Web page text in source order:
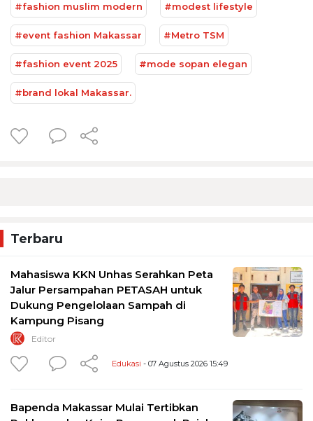
#fashion muslim modern #modest lifestyle
#event fashion Makassar #Metro TSM
#fashion event 2025 #mode sopan elegan
#brand lokal Makassar.
Terbaru
Mahasiswa KKN Unhas Serahkan Peta
Jalur Persampahan PETASAH untuk
Dukung Pengelolaan Sampah di
Kampung Pisang
Editor
Edukasi - 07 Agustus 2026 15:49
Bapenda Makassar Mulai Tertibkan